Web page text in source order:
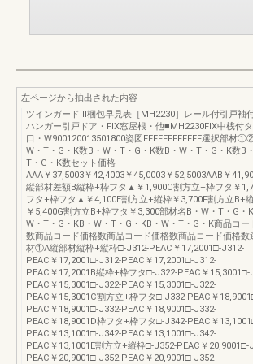
左ページから抽出された内容
ツインガードⅢ梱包早見表［MH2230］レール付引戸袖
ハンガー引戸ドア・FIX窓屋根・他■MH2230FIX中桟付
口・W900120013501800姿図FFFFFFFFFFFF選択部材
W・T・G・K数B・W・T・G・K数B・W・T・G・K数B
T・G・K数セット価格
AAA￥37,5003￥42,4003￥45,0003￥52,5003AAB￥
縦部材差額B縦枠+枠フタ▲￥1,900C割方立+枠フタ￥
フタ+枠フタ▲￥4,100E割方立+縦枠￥3,700F割方立B+
￥5,400G割方立B+枠フタ￥3,300部材名B・W・T・G・
W・T・G・KB・W・T・G・KB・W・T・G・K商品コー
数商品コード価格数商品コード価格数商品コード価格数
材①A縦部材縦枠+縦枠□-J312-PEAC￥17,2001□-J312-
PEAC￥17,2001□-J312-PEAC￥17,2001□-J312-
PEAC￥17,2001B縦枠+枠フタ□-J322-PEAC￥15,3001□-
PEAC￥15,3001□-J322-PEAC￥15,3001□-J322-
PEAC￥15,3001C割方立+枠フタ□-J332-PEAC￥
PEAC￥18,9001□-J332-PEAC￥18,9001□-J332-
PEAC￥18,9001D枠フタ+枠フタ□-J342-PEAC￥
PEAC￥13,1001□-J342-PEAC￥13,1001□-J342-
PEAC￥13,1001E割方立+縦枠□-J352-PEAC￥20,9001□-
PEAC￥20,9001□-J352-PEAC￥20,9001□-J352-